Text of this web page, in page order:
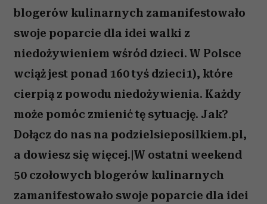
blogerów kulinarnych zamanifestowało
swoje poparcie dla idei walki z
niedożywieniem wśród dzieci. W Polsce
wciąż jest ponad 160 tyś dzieci1), które
cierpią z powodu niedożywienia. Każdy
może pomóc zmienić tę sytuację. Jak?
Dołącz do nas na podzielsieposilkiem.pl,
a dowiesz się więcej.|W ostatni weekend
50 czołowych blogerów kulinarnych
zamanifestowało swoje poparcie dla idei